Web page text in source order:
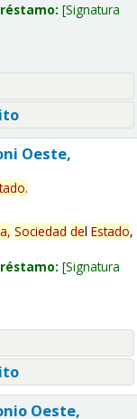
Signatura
Oeste,
.
Sociedad del Estado,
Signatura
Oeste,